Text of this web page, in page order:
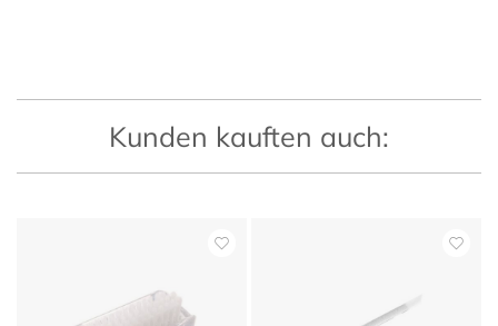
Kunden kauften auch: